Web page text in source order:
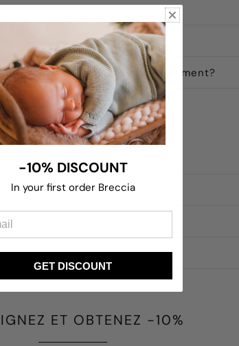
je recevoir mon remboursement?
ET OBTENEZ -10%
-10% DISCOUNT
In your first order Breccia
GET DISCOUNT